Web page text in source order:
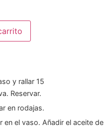
y rallar 15
Reservar.
en rodajas.
en el vaso. Añadir el aceite de